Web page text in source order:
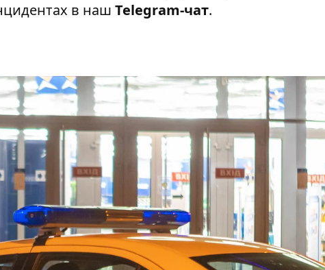
в наш Telegram-чат.